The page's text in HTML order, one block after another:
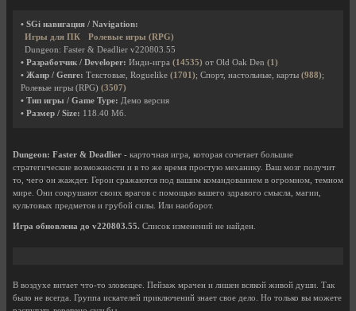
• SGi навигация / Navigation:
Игры для ПК
Ролевые игры (RPG)
Dungeon: Faster & Deadlier v220803.55
• Разработчик / Developer: Инди-игра (14535) от Old Oak Den (1)
• Жанр / Genre: Текстовые, Roguelike (1701); Спорт, настольные, карты (988);
Ролевые игры (RPG) (3507)
• Тип игры / Game Type: Демо версия
• Размер / Size: 118.40 Мб.
Dungeon: Faster & Deadlier - карточная игра, которая сочетает большие
стратегические возможности и в то же время простую механику. Ваш мозг получит
то, чего он жаждет. Герои сражаются под вашим командованием в огромном, темном
мире. Они сокрушают своих врагов с помощью вашего здравого смысла, магии,
культовых предметов и грубой силы. Или наоборот.
Игра обновлена до v220803.55. Список изменений не найден.
В воздухе витает что-то зловещее. Пейзаж мрачен и лишен всякой живой души. Так
было не всегда. Группа искателей приключений знает свое дело. Но только вы можете